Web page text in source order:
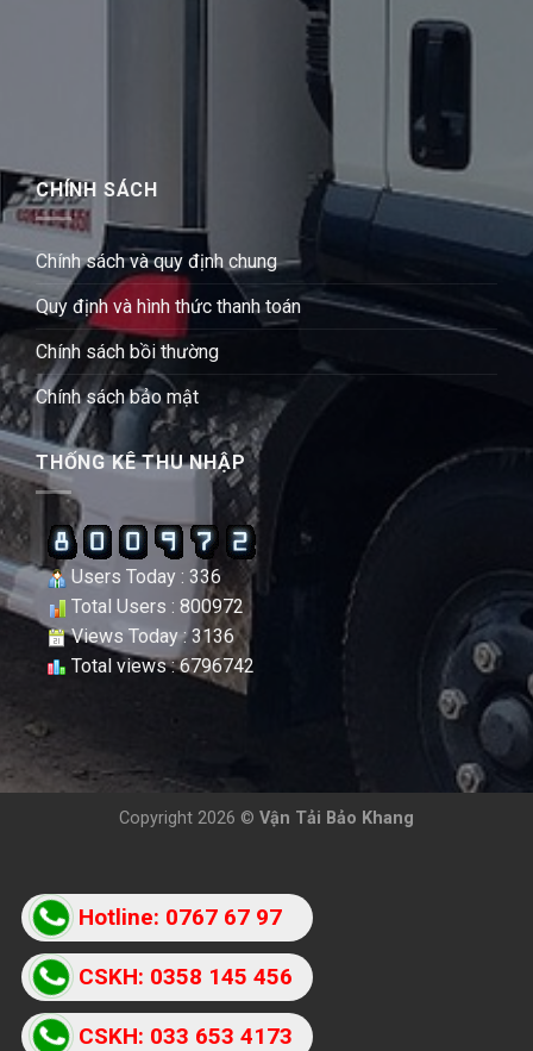
CHÍNH SÁCH
Chính sách và quy định chung
Quy định và hình thức thanh toán
Chính sách bồi thường
Chính sách bảo mật
THỐNG KÊ THU NHẬP
Users Today : 336
Total Users : 800972
Views Today : 3136
Total views : 6796742
Copyright 2026 © Vận Tải Bảo Khang
Hotline: 0767 67 97
87
CSKH: 033 653 4173
CSKH: 0358 145 456